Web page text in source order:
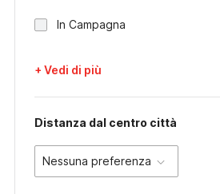
In Campagna
+ Vedi di più
Distanza dal centro città
Nessuna preferenza